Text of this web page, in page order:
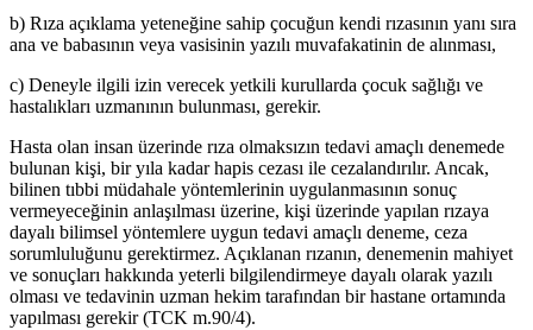
b) Rıza açıklama yeteneğine sahip çocuğun kendi rızasının yanı sıra
ana ve babasının veya vasisinin yazılı muvafakatinin de alınması,
c) Deneyle ilgili izin verecek yetkili kurullarda çocuk sağlığı ve
hastalıkları uzmanının bulunması, gerekir.
Hasta olan insan üzerinde rıza olmaksızın tedavi amaçlı denemede
bulunan kişi, bir yıla kadar hapis cezası ile cezalandırılır. Ancak,
bilinen tıbbi müdahale yöntemlerinin uygulanmasının sonuç
vermeyeceğinin anlaşılması üzerine, kişi üzerinde yapılan rızaya
dayalı bilimsel yöntemlere uygun tedavi amaçlı deneme, ceza
sorumluluğunu gerektirmez. Açıklanan rızanın, denemenin mahiyet
ve sonuçları hakkında yeterli bilgilendirmeye dayalı olarak yazılı
olması ve tedavinin uzman hekim tarafından bir hastane ortamında
yapılması gerekir (TCK m.90/4).